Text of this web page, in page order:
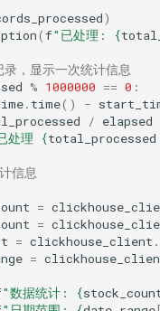
)
(f"已处理: {
，显示一次统计信息
% 1000000 == 0 :
. time() -
/ elapsed
处理 {total_processed
信息
=
=
= clickhouse_client .
=
"数据统计: {